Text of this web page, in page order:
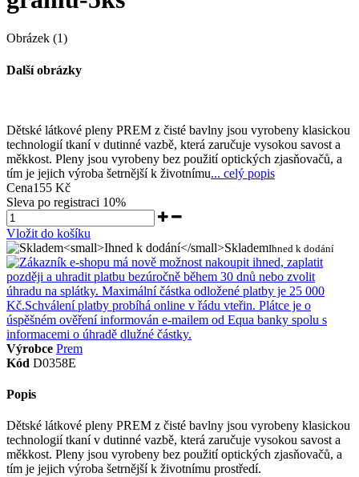
Obrázek (1)
Další obrázky
Dětské látkové pleny PREM z čisté bavlny jsou vyrobeny klasickou
technologií tkaní v dutinné vazbě, která zaručuje vysokou savost a
měkkost. Pleny jsou vyrobeny bez použití optických zjasňovačů, a
tím je jejich výroba šetrnější k životnímu... celý popis
Cena155 Kč
Sleva po registraci 10%
Vložit do košíku
SklademIhned k dodání
Výrobce Prem
Kód D0358E
Popis
Dětské látkové pleny PREM z čisté bavlny jsou vyrobeny klasickou
technologií tkaní v dutinné vazbě, která zaručuje vysokou savost a
měkkost. Pleny jsou vyrobeny bez použití optických zjasňovačů, a
tím je jejich výroba šetrnější k životnímu prostředí.